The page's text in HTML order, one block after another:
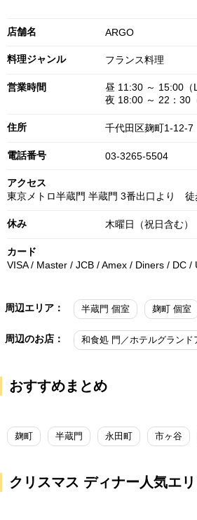
店舗名 ARGO
料理ジャンル フランス料理
営業時間
昼 11:30 ～ 15:00（
夜 18:00 ～ 22：30
住所 千代田区麹町1-12-
電話番号 03-3265-5504
アクセス
東京メトロ半蔵門 半蔵門 3番出口より 徒
休み 木曜日（祝日含む）
カード
VISA / Master / JCB / Amex / Diners / DC /
周辺エリア： 半蔵門 個室 麹町 個室
周辺のお店：
おすすめまとめ
麹町 半蔵門 永田町 市ヶ谷
クリスマス ディナー人気エ